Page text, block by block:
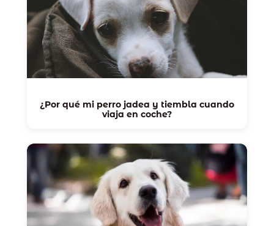
¿Por qué mi perro jadea y tiembla cuando
viaja en coche?